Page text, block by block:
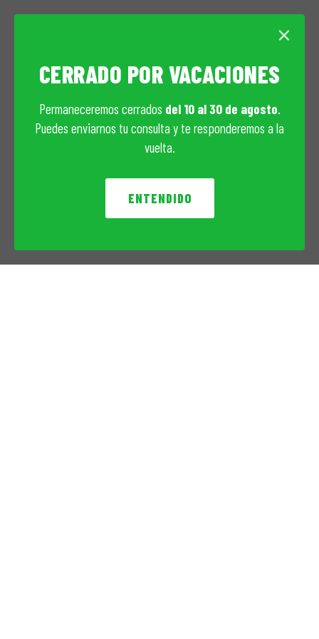
×
CERRADO POR VACACIONES
Permaneceremos cerrados del 10 al 30 de agosto.
Puedes enviarnos tu consulta y te responderemos a la
vuelta.
ENTENDIDO